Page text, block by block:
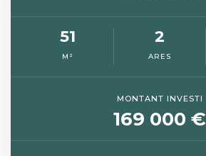
51
M²
2
ARES
MONTANT INVESTI
169 000 €